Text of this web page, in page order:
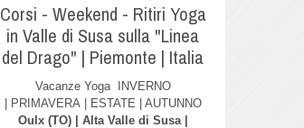
Corsi - Weekend - Ritiri Yoga
in Valle di Susa sulla "Linea
del Drago" | Piemonte | Italia
Vacanze Yoga INVERNO
| PRIMAVERA | ESTATE | AUTUNNO
Oulx (TO) | Alta Valle di Susa |